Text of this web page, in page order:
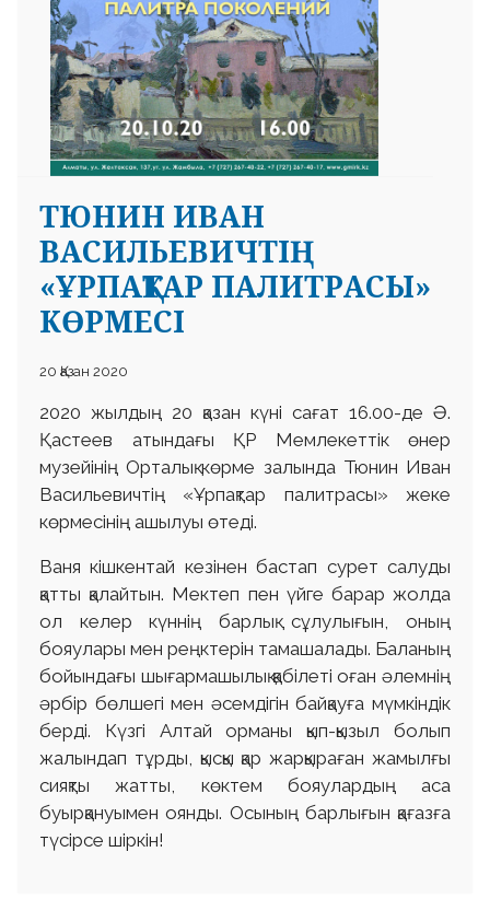
ТЮНИН ИВАН
ВАСИЛЬЕВИЧТІҢ
«ҰРПАҚТАР ПАЛИТРАСЫ»
КӨРМЕСІ
20 Қазан 2020
2020 жылдың 20 қазан күні сағат 16.00-де Ә.
Қастеев атындағы ҚР Мемлекеттік өнер
музейінің Орталық көрме залында Тюнин Иван
Васильевичтің «Ұрпақтар палитрасы» жеке
көрмесінің ашылуы өтеді.
Ваня кішкентай кезінен бастап сурет салуды
қатты қалайтын. Мектеп пен үйге барар жолда
ол келер күннің барлық сұлулығын, оның
бояулары мен реңктерін тамашалады. Баланың
бойындағы шығармашылық қабілеті оған әлемнің
әрбір бөлшегі мен әсемдігін байқауға мүмкіндік
берді. Күзгі Алтай орманы қып-қызыл болып
жалындап тұрды, қысқы қар жарқыраған жамылғы
сияқты жатты, көктем бояулардың аса
буырқануымен оянды. Осының барлығын қағазға
түсірсе шіркін!